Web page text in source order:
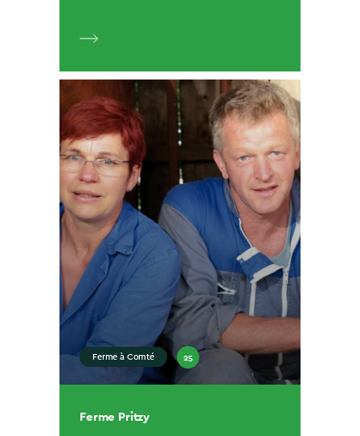
Ferme à Comté 25
Ferme Pritzy